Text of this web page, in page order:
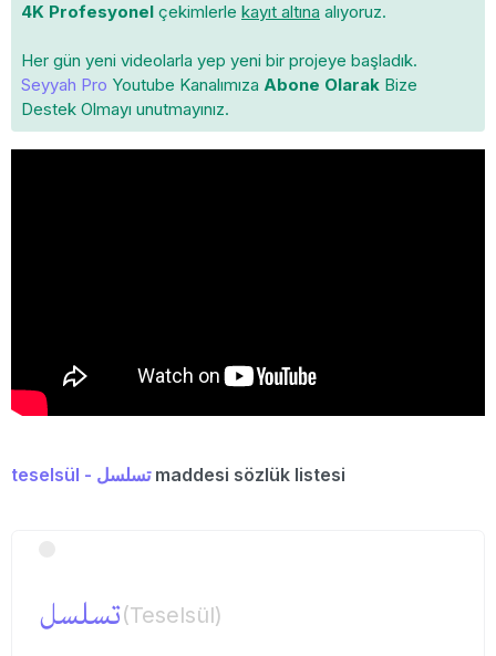
4K Profesyonel çekimlerle kayıt altına alıyoruz.
Her gün yeni videolarla yep yeni bir projeye başladık.
Seyyah Pro Youtube Kanalımıza Abone Olarak Bize
Destek Olmayı unutmayınız.
teselsül - تسلسلmaddesi sözlük listesi
تسلسل(Teselsül)